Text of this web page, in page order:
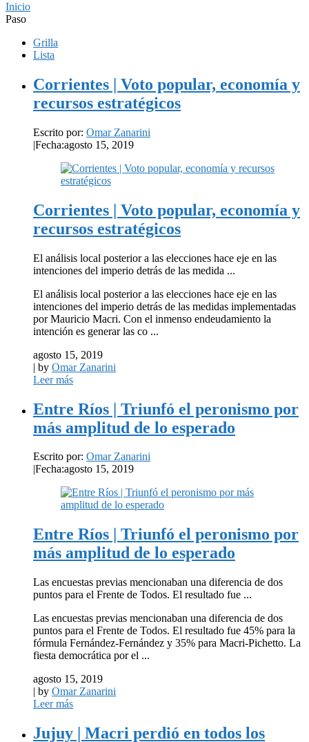
Inicio
Paso
Grilla
Lista
Corrientes | Voto popular, economía y
recursos estratégicos
Escrito por: Omar Zanarini
|Fecha:agosto 15, 2019
Corrientes | Voto popular, economía y
recursos estratégicos
El análisis local posterior a las elecciones hace eje en las
intenciones del imperio detrás de las medida ...
El análisis local posterior a las elecciones hace eje en las
intenciones del imperio detrás de las medidas implementadas
por Mauricio Macri. Con el inmenso endeudamiento la
intención es generar las co ...
agosto 15, 2019
| by Omar Zanarini
Leer más
Entre Ríos | Triunfó el peronismo por
más amplitud de lo esperado
Escrito por: Omar Zanarini
|Fecha:agosto 15, 2019
Entre Ríos | Triunfó el peronismo por
más amplitud de lo esperado
Las encuestas previas mencionaban una diferencia de dos
puntos para el Frente de Todos. El resultado fue ...
Las encuestas previas mencionaban una diferencia de dos
puntos para el Frente de Todos. El resultado fue 45% para la
fórmula Fernández-Fernández y 35% para Macri-Pichetto. La
fiesta democrática por el ...
agosto 15, 2019
| by Omar Zanarini
Leer más
Jujuy | Macri perdió en todos los